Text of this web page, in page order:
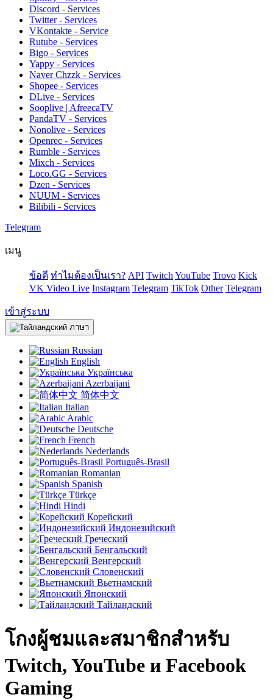
Discord - Services
Twitter - Services
VKontakte - Service
Rutube - Services
Bigo - Services
Yappy - Services
Naver Chzzk - Services
Shopee - Services
DLive - Services
Sooplive | AfreecaTV
PandaTV - Services
Nonolive - Services
Openrec - Services
Rumble - Services
Mixch - Services
Loco.GG - Services
Dzen - Services
NUUM - Services
Bilibili - Services
Telegram
เมนู
ข้อดี ทำไมต้องเป็นเรา? API Twitch YouTube Trovo Kick
VK Video Live Instagram Telegram TikTok Other Telegram
เข้าสู่ระบบ
ภาษา
Russian
English
Українська
Azerbaijani
简体中文
Italian
Arabic
Deutsche
French
Nederlands
Português-Brasil
Romanian
Spanish
Türkçe
Hindi
Корейский
Индонезийский
Греческий
Бенгальский
Венгерский
Словенский
Вьетнамский
Японский
Тайландский
โกงผู้ชมและสมาชิกสำหรับ
Twitch, YouTube и Facebook
Gaming